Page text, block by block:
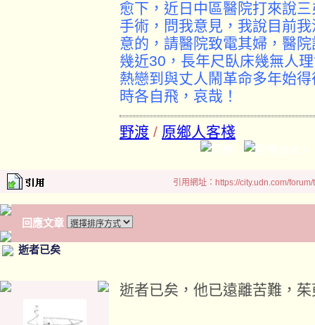
愈下，近日中區醫院打來說
手術，問我意見，我說目前
意的，請醫院致電其婦，醫
幾近30，長年尺臥床幾無人
熱戀到與丈人鬧革命多年始
時各自飛，哀哉！
野渡 / 原鄉人客棧
引用網址：https://city.udn.com/
回應文章
逝者已矣
逝者已矣，他已遠離苦難，